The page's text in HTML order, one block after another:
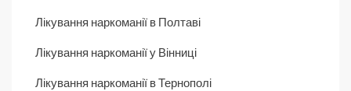
Лікування наркоманії в Полтаві
Лікування наркоманії у Вінниці
Лікування наркоманії в Тернополі